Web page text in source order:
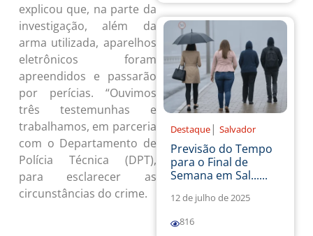
explicou que, na parte da
investigação, além da
arma utilizada, aparelhos
eletrônicos foram
apreendidos e passarão
por perícias. “Ouvimos
três testemunhas e
trabalhamos, em parceria
com o Departamento de
Polícia Técnica (DPT),
para esclarecer as
circunstâncias do crime.
Destaque | Salvador
Previsão do Tempo
para o Final de
Semana em Sal......
12 de julho de 2025
816